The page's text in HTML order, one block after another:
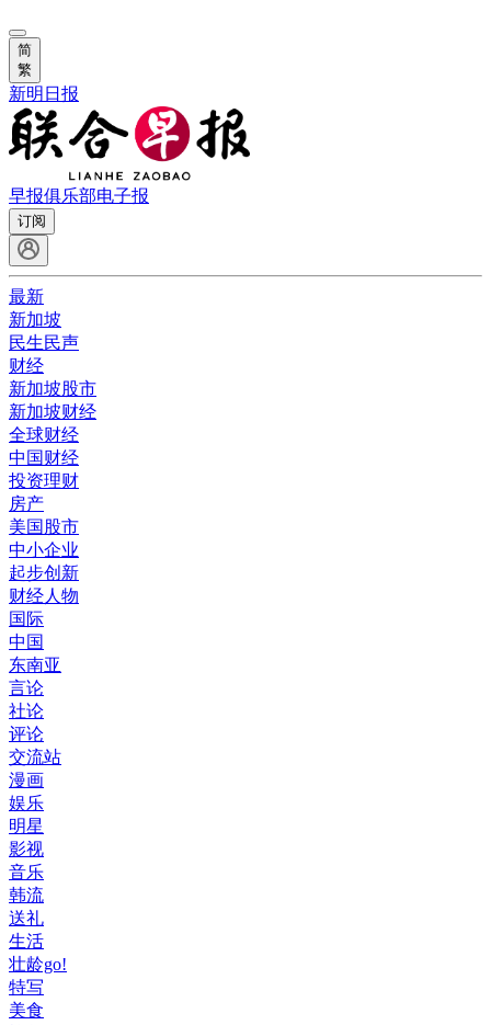
简
繁
新明日报
早报俱乐部电子报
订阅
最新
新加坡
民生民声
财经
新加坡股市
新加坡财经
全球财经
中国财经
投资理财
房产
美国股市
中小企业
起步创新
财经人物
国际
中国
东南亚
言论
社论
评论
交流站
漫画
娱乐
明星
影视
音乐
韩流
送礼
生活
壮龄go!
特写
美食